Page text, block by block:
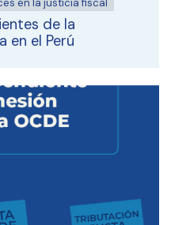
en la justicia fiscal
de la
en el Perú